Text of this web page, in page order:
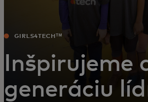
GIRLS4TECHᵀᴹ
Inšpirujeme
generáciu